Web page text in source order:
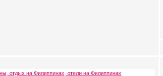
отдых на Филиппинах, отели на Филиппинах